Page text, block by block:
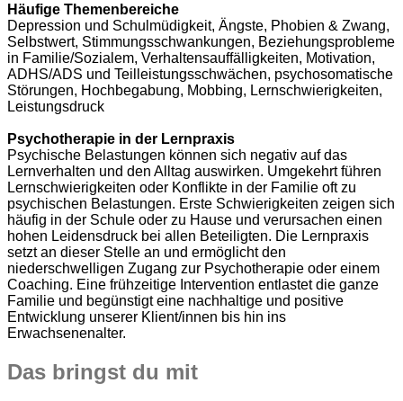
Häufige Themenbereiche
Depression und Schulmüdigkeit, Ängste, Phobien & Zwang,
Selbstwert, Stimmungsschwankungen, Beziehungsprobleme
in Familie/Sozialem, Verhaltensauffälligkeiten, Motivation,
ADHS/ADS und Teilleistungsschwächen, psychosomatische
Störungen, Hochbegabung, Mobbing, Lernschwierigkeiten,
Leistungsdruck
Psychotherapie in der Lernpraxis
Psychische Belastungen können sich negativ auf das
Lernverhalten und den Alltag auswirken. Umgekehrt führen
Lernschwierigkeiten oder Konflikte in der Familie oft zu
psychischen Belastungen. Erste Schwierigkeiten zeigen sich
häufig in der Schule oder zu Hause und verursachen einen
hohen Leidensdruck bei allen Beteiligten. Die Lernpraxis
setzt an dieser Stelle an und ermöglicht den
niederschwelligen Zugang zur Psychotherapie oder einem
Coaching. Eine frühzeitige Intervention entlastet die ganze
Familie und begünstigt eine nachhaltige und positive
Entwicklung unserer Klient/innen bis hin ins
Erwachsenenalter.
Das bringst du mit